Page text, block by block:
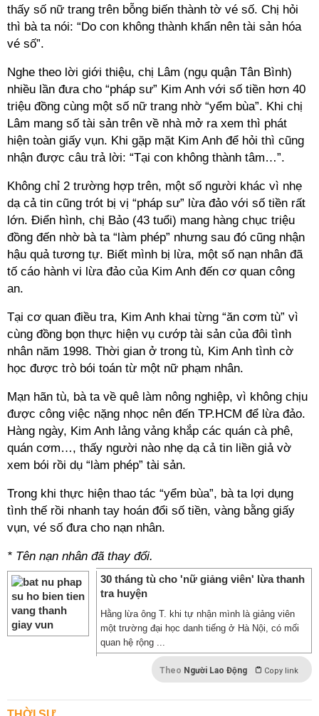
thấy số nữ trang trên bỗng biến thành tờ vé số. Chị hỏi
thì bà ta nói: “Do con không thành khẩn nên tài sản hóa
vé số”.
Nghe theo lời giới thiệu, chị Lâm (ngụ quận Tân Bình)
nhiều lần đưa cho “pháp sư” Kim Anh với số tiền hơn 40
triệu đồng cùng một số nữ trang nhờ “yểm bùa”. Khi chị
Lâm mang số tài sản trên về nhà mở ra xem thì phát
hiện toàn giấy vụn. Khi gặp mặt Kim Anh để hỏi thì cũng
nhận được câu trả lời: “Tại con không thành tâm…”.
Không chỉ 2 trường hợp trên, một số người khác vì nhẹ
dạ cả tin cũng trót bị vị “pháp sư” lừa đảo với số tiền rất
lớn. Điển hình, chị Bảo (43 tuổi) mang hàng chục triệu
đồng đến nhờ bà ta “làm phép” nhưng sau đó cũng nhận
hậu quả tương tự. Biết mình bị lừa, một số nạn nhân đã
tố cáo hành vi lừa đảo của Kim Anh đến cơ quan công
an.
Tại cơ quan điều tra, Kim Anh khai từng “ăn cơm tù” vì
cùng đồng bọn thực hiện vụ cướp tài sản của đôi tình
nhân năm 1998. Thời gian ở trong tù, Kim Anh tình cờ
học được trò bói toán từ một nữ phạm nhân.
Mạn hãn tù, bà ta về quê làm nông nghiệp, vì không chịu
được công việc nặng nhọc nên đến TP.HCM để lừa đảo.
Hàng ngày, Kim Anh lảng vảng khắp các quán cà phê,
quán cơm…, thấy người nào nhẹ dạ cả tin liền giả vờ
xem bói rồi dụ “làm phép” tài sản.
Trong khi thực hiện thao tác “yểm bùa”, bà ta lợi dụng
tình thế rồi nhanh tay hoán đổi số tiền, vàng bằng giấy
vụn, vé số đưa cho nạn nhân.
* Tên nạn nhân đã thay đổi.
30 tháng tù cho 'nữ giảng viên' lừa thanh
tra huyện
Hằng lừa ông T. khi tự nhận mình là giảng viên
một trường đại học danh tiếng ở Hà Nội, có mối
quan hệ rộng ...
Theo Người Lao Động Copy link